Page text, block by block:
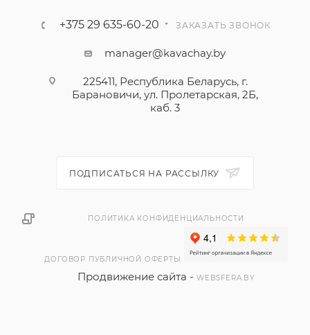
+375 29 635-60-20 ЗАКАЗАТЬ ЗВОНОК
manager@kavachay.by
225411, Республика Беларусь, г.
Барановичи, ул. Пролетарская, 2Б,
каб. 3
ПОДПИСАТЬСЯ НА РАССЫЛКУ
ПОЛИТИКА КОНФИДЕНЦИАЛЬНОСТИ
ДОГОВОР ПУБЛИЧНОЙ ОФЕРТЫ
Продвижение сайта -WEBSFERA.BY